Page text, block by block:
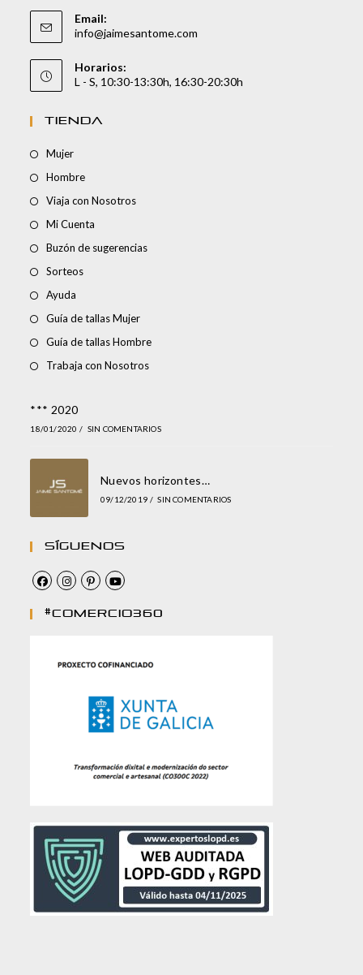
Email:
info@jaimesantome.com
Horarios:
L - S, 10:30-13:30h, 16:30-20:30h
TIENDA
Mujer
Hombre
Viaja con Nosotros
Mi Cuenta
Buzón de sugerencias
Sorteos
Ayuda
Guía de tallas Mujer
Guía de tallas Hombre
Trabaja con Nosotros
*** 2020
18/01/2020 / SIN COMENTARIOS
Nuevos horizontes…
09/12/2019 / SIN COMENTARIOS
Síguenos
#comercio360